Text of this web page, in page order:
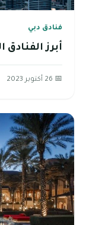
فنادق دبي
أبرز
📅 26 أكتوبر 2023